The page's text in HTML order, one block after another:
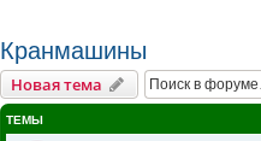
Кранмашины
Новая тема
ТЕМЫ